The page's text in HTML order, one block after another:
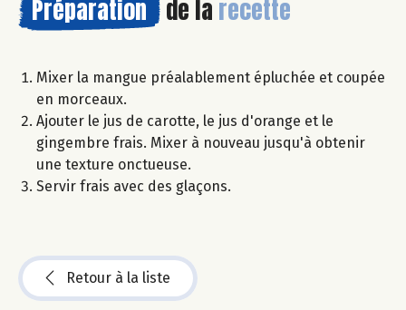
Préparation de la recette
Mixer la mangue préalablement épluchée et coupée
en morceaux.
Ajouter le jus de carotte, le jus d'orange et le
gingembre frais. Mixer à nouveau jusqu'à obtenir
une texture onctueuse.
Servir frais avec des glaçons.
Retour à la liste